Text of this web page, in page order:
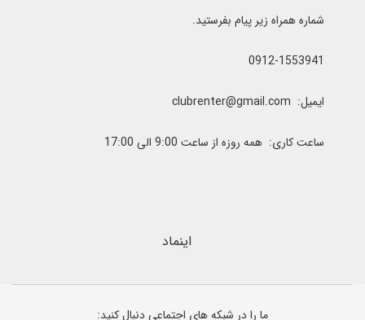
شماره همراه زیر پیام بفرستید.
0912-1553941
ایمیل: clubrenter@gmail.com
ساعت کاری: همه روزه از ساعت 9:00 الی 17:00
اینماد
ما را در شبکه های اجتماعی دنبال کنید: